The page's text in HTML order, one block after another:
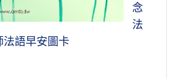
念
法
法語早安圖卡